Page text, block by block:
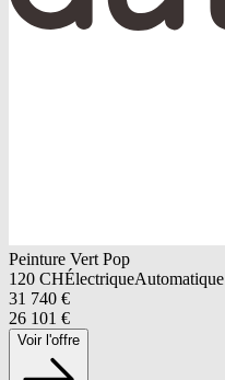
Peinture Vert Pop
120 CHÉlectriqueAutomatique
31 740 €
26 101 €
Voir l'offre